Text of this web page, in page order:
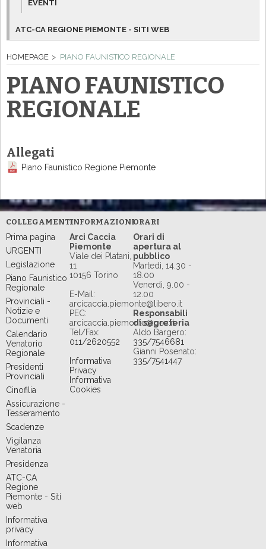
EVENTI
ATC-CA REGIONE PIEMONTE - SITI WEB
HOMEPAGE PIANO FAUNISTICO REGIONALE
PIANO FAUNISTICO
REGIONALE
Allegati
Piano Faunistico Regione Piemonte
COLLEGAMENTI
Prima pagina
URGENTI
Legislazione
Piano Faunistico
Regionale
Provinciali -
Notizie e
Documenti
Calendario
Venatorio
Regionale
Presidenti
Provinciali
Cinofilia
Assicurazione -
Tesseramento
Scadenze
Vigilanza
Venatoria
Presidenza
ATC-CA
Regione
Piemonte - Siti
web
Informativa
privacy
Informativa
INFORMAZIONI
Arci Caccia
Piemonte
Viale dei Platani,
11
10156 Torino
E-Mail:
arcicaccia.piemonte@libero.it
PEC:
arcicaccia.piemonte@pec.it
Tel/Fax:
011/2620552
Informativa
Privacy
Informativa
Cookies
ORARI
Orari di
apertura al
pubblico
Martedi, 14.30 -
18.00
Venerdi, 9.00 -
12.00
Responsabili
di segreteria
Aldo Bargero:
335/7546681
Gianni Posenato:
335/7541447